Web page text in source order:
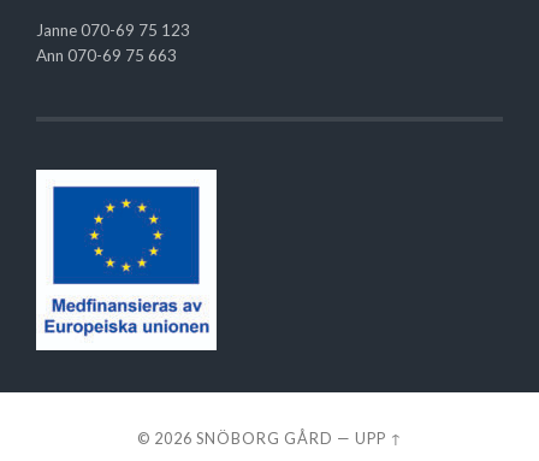
Janne 070-69 75 123
Ann 070-69 75 663
© 2026 SNÖBORG GÅRD — UPP ↑